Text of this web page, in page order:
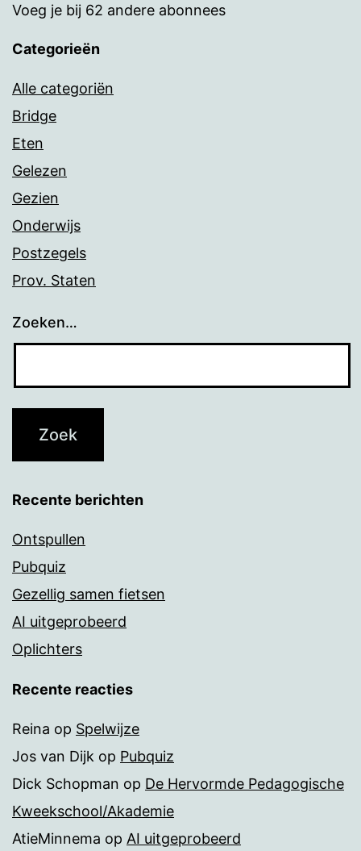
Voeg je bij 62 andere abonnees
Categorieën
Alle categoriën
Bridge
Eten
Gelezen
Gezien
Onderwijs
Postzegels
Prov. Staten
Zoeken…
Recente berichten
Ontspullen
Pubquiz
Gezellig samen fietsen
AI uitgeprobeerd
Oplichters
Recente reacties
Reina op Spelwijze
Jos van Dijk op Pubquiz
Dick Schopman op De Hervormde Pedagogische
Kweekschool/Akademie
AtieMinnema op AI uitgeprobeerd